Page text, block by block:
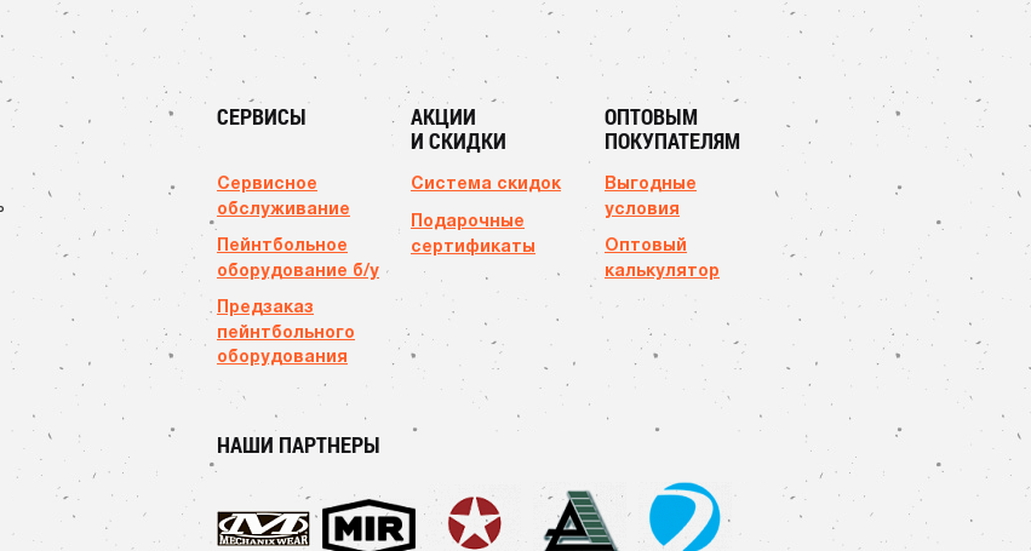
СЕРВИСЫ
Сервисное
обслуживание
Пейнтбольное
оборудование б/у
Предзаказ
пейнтбольного
оборудования
АКЦИИ
И СКИДКИ
Система скидок
Подарочные
сертификаты
ОПТОВЫМ
ПОКУПАТЕЛЯМ
Выгодные
условия
Оптовый
калькулятор
НАШИ ПАРТНЕРЫ